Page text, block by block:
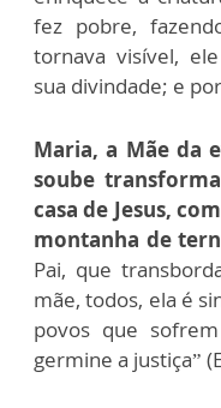
fez pobre,
tornava visível,
sua divindade; e
Maria, a Mãe da
soube
casa de Jesus,
montanha de
Pai, que
mãe, todos, ela é
povos que
germine a justiça”